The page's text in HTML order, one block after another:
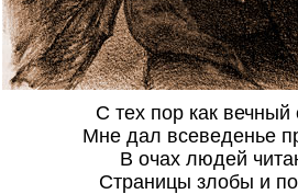
С тех пор как вечный
Мне дал всеведенье
В очах людей
Страницы злобы и